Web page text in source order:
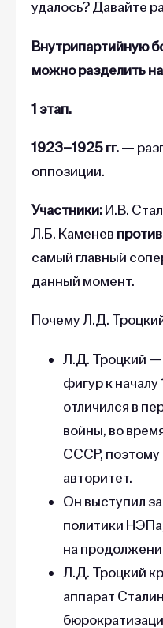
удалось? Давайте
Внутрипартийную
можно разделить
1 этап.
1923–1925 гг.—
оппозиции.
Участники:И.В.
Л.Б. Каменев против
самый главный
данный момент.
Почему Л.Д.
Л.Д. Троцкий —
фигур к
отличился в
войны, во
СССР, поэтому
авторитет.
Он выступил
политики
на
Л.Д. Троцкий
аппарат